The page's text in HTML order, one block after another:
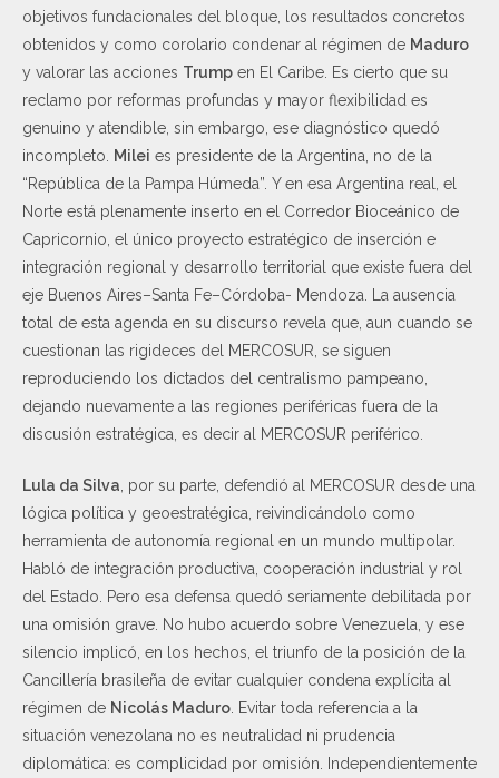
objetivos fundacionales del bloque, los resultados concretos
obtenidos y como corolario condenar al régimen de Maduro
y valorar las acciones Trump en El Caribe. Es cierto que su
reclamo por reformas profundas y mayor flexibilidad es
genuino y atendible, sin embargo, ese diagnóstico quedó
incompleto.
Milei es presidente de la Argentina, no de la
“República de la Pampa Húmeda”. Y en esa Argentina real, el
Norte está plenamente inserto en el Corredor Bioceánico de
Capricornio, el único proyecto estratégico de inserción e
integración regional y desarrollo territorial que existe fuera del
eje Buenos Aires–Santa Fe–Córdoba- Mendoza. La ausencia
total de esta agenda en su discurso revela que, aun cuando se
cuestionan las rigideces del MERCOSUR, se siguen
reproduciendo los dictados del centralismo pampeano,
dejando nuevamente a las regiones periféricas fuera de la
discusión estratégica, es decir al MERCOSUR periférico.
Lula da Silva , por su parte, defendió al MERCOSUR desde una
lógica política y geoestratégica, reivindicándolo como
herramienta de autonomía regional en un mundo multipolar.
Habló de integración productiva, cooperación industrial y rol
del Estado. Pero esa defensa quedó seriamente debilitada por
una omisión grave. No hubo acuerdo sobre Venezuela, y ese
silencio implicó, en los hechos, el triunfo de la posición de la
Cancillería brasileña de evitar cualquier condena explícita al
régimen de Nicolás Maduro . Evitar toda referencia a la
situación venezolana no es neutralidad ni prudencia
diplomática: es complicidad por omisión. Independientemente